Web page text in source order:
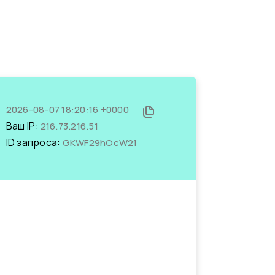
2026-08-07 18:20:16 +0000
Ваш IP: 216.73.216.51
ID запроса: GKWF29hOcW21